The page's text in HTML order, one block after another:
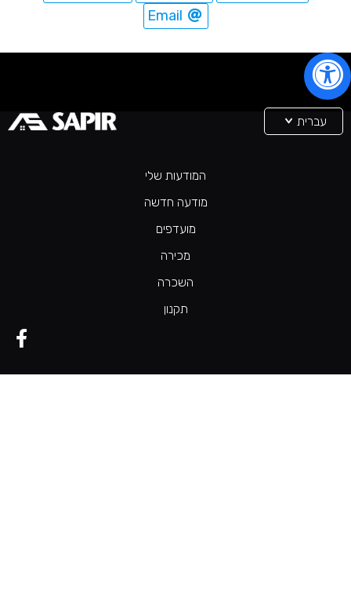
המודעות שלי
מודעה חדשה
מועדפים
מכירה
השכרה
תקנון
עברית